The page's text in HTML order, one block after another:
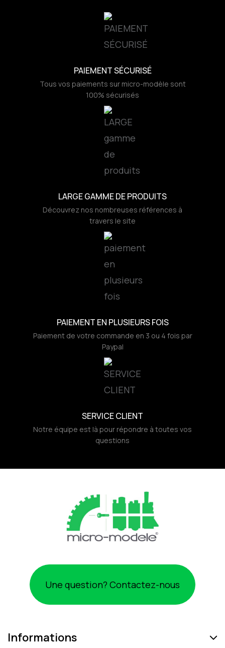
PAIEMENT SÉCURISÉ
Tous vos paiements sur micro-modèle sont
100% sécurisés
LARGE GAMME DE PRODUITS
Découvrez nos nombreuses références à
travers le site
PAIEMENT EN PLUSIEURS FOIS
Paiement de votre commande en 3 ou 4 fois par
Paypal
SERVICE CLIENT
Notre équipe est là pour répondre à toutes vos
questions
Une question? Contactez-nous
Informations